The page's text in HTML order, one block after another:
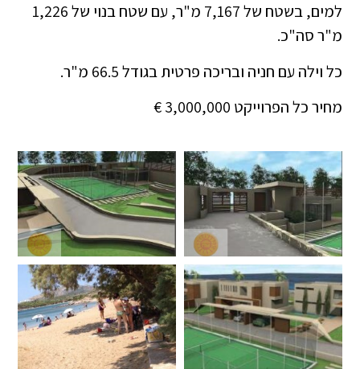
למים, בשטח של 7,167 מ"ר, עם שטח בנוי של 1,226
מ"ר סה"כ.
כל וילה עם חניה ובריכה פרטית בגודל 66.5 מ"ר.
מחיר כל הפרוייקט 3,000,000 €